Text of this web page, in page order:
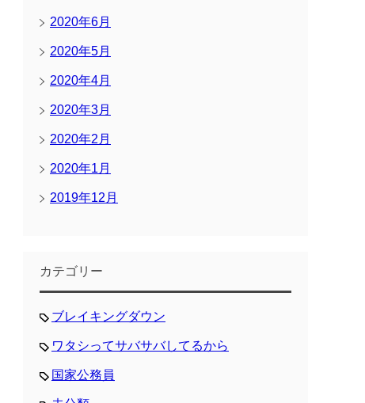
2020年6月
2020年5月
2020年4月
2020年3月
2020年2月
2020年1月
2019年12月
カテゴリー
ブレイキングダウン
ワタシってサバサバしてるから
国家公務員